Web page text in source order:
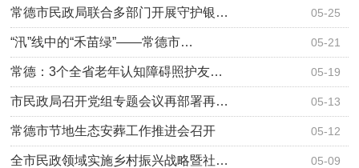
05-25
常德市民政局联合多部门开展守护银…
05-21
“汛”线中的“禾苗绿”——常德市…
05-19
常德：3个全省老年认知障碍照护友…
05-13
市民政局召开党组专题会议再部署再…
05-12
常德市节地生态安葬工作推进会召开
05-09
全市民政领域实施乡村振兴战略暨社…